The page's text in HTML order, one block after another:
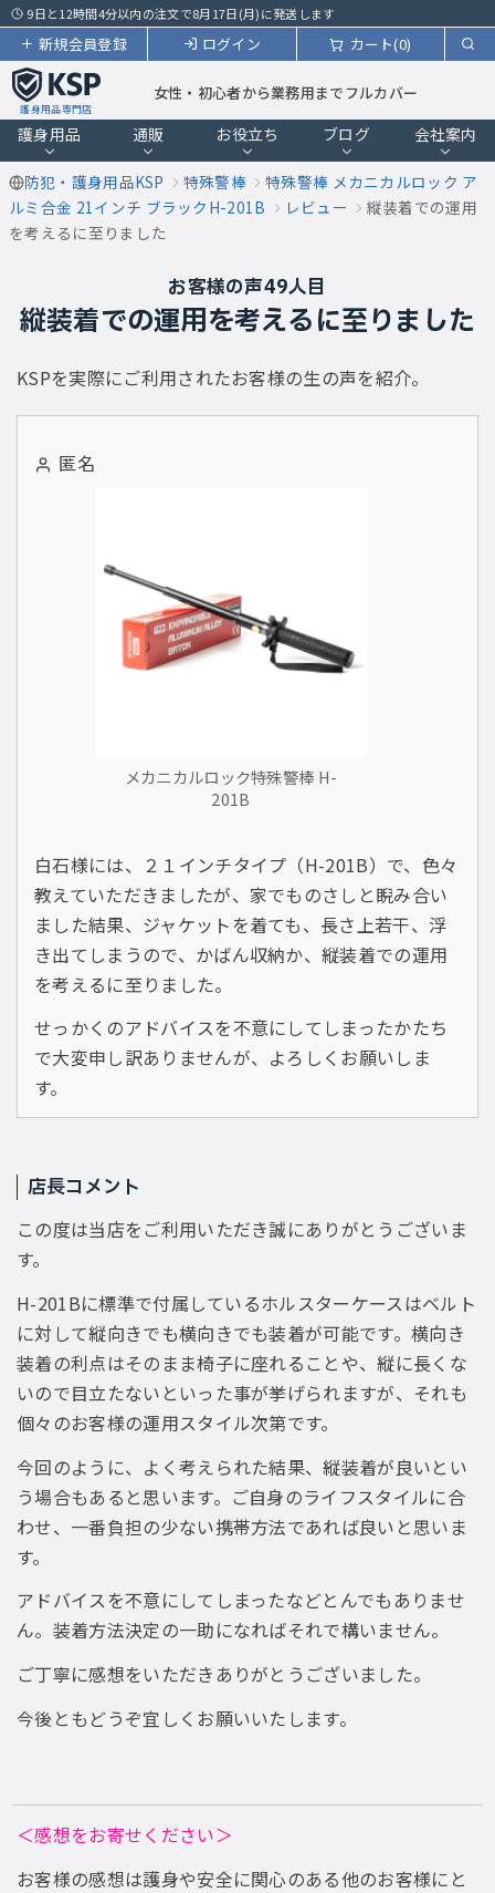
9日と12時間4分以内の注文で8月17日(月)に発送します
カート(0)
ログイン
新規会員登録
護身用品専門店
女性・初心者から業務用までフルカバー
護身用品 通販 お役立ち ブログ 会社案内
防犯・護身用品KSP 特殊警棒
特殊警棒 メカニカルロック ア
ルミ合金 21インチ ブラックH-201B
レビュー
縦装着での運用
を考えるに至りました
お客様の声49人目
縦装着での運用を考えるに至りました
KSPを実際にご利用されたお客様の生の声を紹介。
匿名
メカニカルロック特殊警棒 H-
201B
白石様には、２１インチタイプ（H-201B）で、色々
教えていただきましたが、家でものさしと睨み合い
ました結果、ジャケットを着ても、長さ上若干、浮
き出てしまうので、かばん収納か、縦装着での運用
を考えるに至りました。
せっかくのアドバイスを不意にしてしまったかたち
で大変申し訳ありませんが、よろしくお願いしま
す。
店長コメント
この度は当店をご利用いただき誠にありがとうございま
す。
H-201Bに標準で付属しているホルスターケースはベルト
に対して縦向きでも横向きでも装着が可能です。横向き
装着の利点はそのまま椅子に座れることや、縦に長くな
いので目立たないといった事が挙げられますが、それも
個々のお客様の運用スタイル次第です。
今回のように、よく考えられた結果、縦装着が良いとい
う場合もあると思います。ご自身のライフスタイルに合
わせ、一番負担の少ない携帯方法であれば良いと思いま
す。
アドバイスを不意にしてしまったなどとんでもありませ
ん。装着方法決定の一助になればそれで構いません。
ご丁寧に感想をいただきありがとうございました。
今後ともどうぞ宜しくお願いいたします。
＜感想をお寄せください＞
お客様の感想は護身や安全に関心のある他のお客様にと